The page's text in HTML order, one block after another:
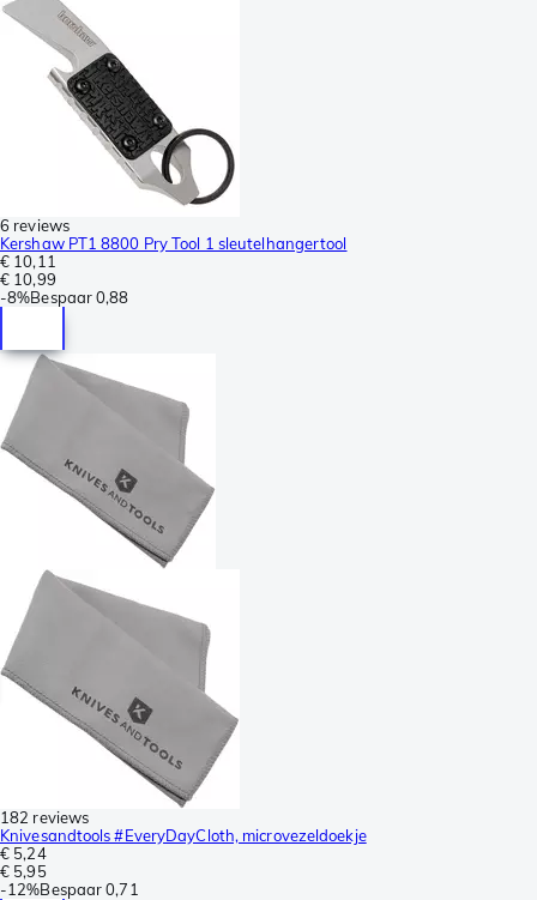
6 reviews
Kershaw PT1 8800 Pry Tool 1 sleutelhangertool
€ 10,11
€ 10,99
-8%Bespaar0,88
182 reviews
Knivesandtools #EveryDayCloth, microvezeldoekje
€ 5,24
€ 5,95
-12%Bespaar 0,71